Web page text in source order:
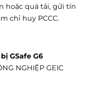
hoặc quá tải, gửi tín
chỉ huy PCCC.
GSafe G6
NGHIỆP GEIC